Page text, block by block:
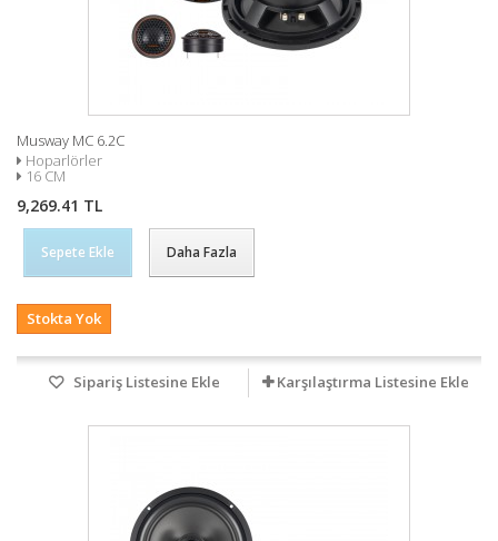
Musway MC 6.2C
Hoparlörler
16 CM
9,269.41 TL
Sepete Ekle Daha Fazla
Stokta Yok
Sipariş Listesine Ekle Karşılaştırma Listesine Ekle